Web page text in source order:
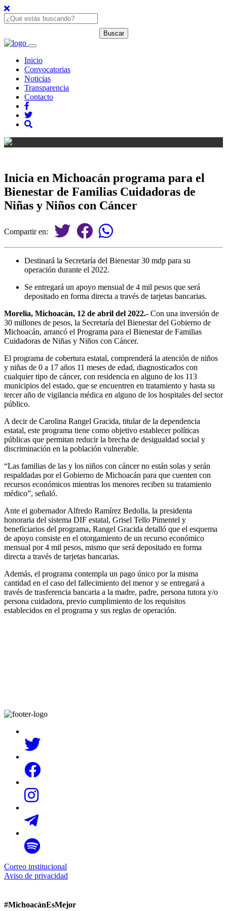
Inicio
Convocatorias
Noticias
Transparencia
Contacto
Inicia en Michoacán programa para el
Bienestar de Familias Cuidadoras de
Niñas y Niños con Cáncer
Compartir en:
Destinará la Secretaría del Bienestar 30 mdp para su
operación durante el 2022.
Se entregará un apoyo mensual de 4 mil pesos que será
depositado en forma directa a través de tarjetas bancarias.
Morelia, Michoacán, 12 de abril del 2022.- Con una inversión de
30 millones de pesos, la Secretaría del Bienestar del Gobierno de
Michoacán, arrancó el Programa para el Bienestar de Familias
Cuidadoras de Niñas y Niños con Cáncer.
El programa de cobertura estatal, comprenderá la atención de niños
y niñas de 0 a 17 años 11 meses de edad, diagnosticados con
cualquier tipo de cáncer, con residencia en alguno de los 113
municipios del estado, que se encuentren en tratamiento y hasta su
tercer año de vigilancia médica en alguno de los hospitales del sector
público.
A decir de Carolina Rangel Gracida, titular de la dependencia
estatal, este programa tiene como objetivo establecer políticas
públicas que permitan reducir la brecha de desigualdad social y
discriminación en la población vulnerable.
“Las familias de las y los niños con cáncer no están solas y serán
respaldadas por el Gobierno de Michoacán para que cuenten con
recursos económicos mientras los menores reciben su tratamiento
médico”, señaló.
Ante el gobernador Alfredo Ramírez Bedolla, la presidenta
honoraria del sistema DIF estatal, Grisel Tello Pimentel y
beneficiarios del programa, Rangel Gracida detalló que el esquema
de apoyo consiste en el otorgamiento de un recurso económico
mensual por 4 mil pesos, mismo que será depositado en forma
directa a través de tarjetas bancarias.
Además, el programa contempla un pago único por la misma
cantidad en el caso del fallecimiento del menor y se entregará a
través de trasferencia bancaria a la madre, padre, persona tutora y/o
persona cuidadora, previo cumplimiento de los requisitos
establecidos en el programa y sus reglas de operación.
Correo institucional
Aviso de privacidad
#MichoacánEsMejor